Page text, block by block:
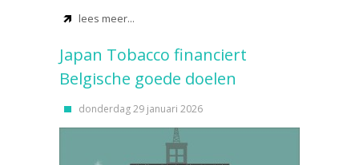
lees meer...
Japan Tobacco financiert
Belgische goede doelen
donderdag 29 januari 2026